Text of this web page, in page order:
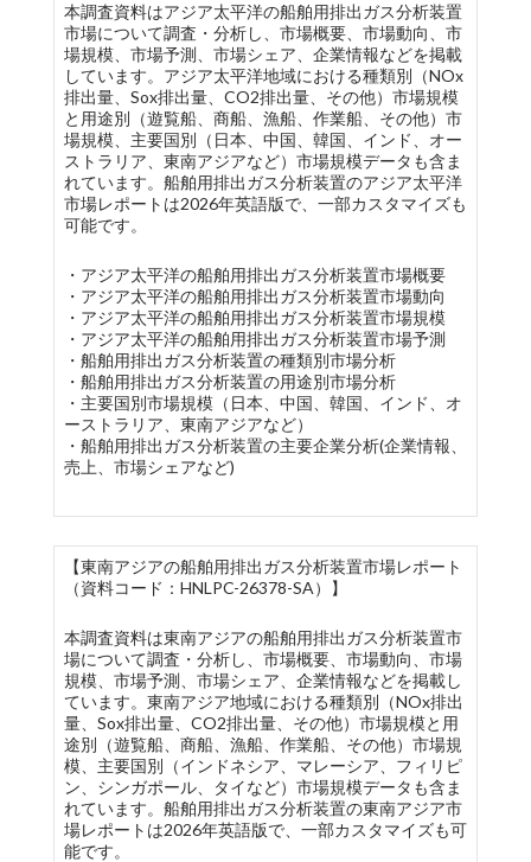
本調査資料はアジア太平洋の船舶用排出ガス分析装置
市場について調査・分析し、市場概要、市場動向、市
場規模、市場予測、市場シェア、企業情報などを掲載
しています。アジア太平洋地域における種類別（NOx
排出量、Sox排出量、CO2排出量、その他）市場規模
と用途別（遊覧船、商船、漁船、作業船、その他）市
場規模、主要国別（日本、中国、韓国、インド、オー
ストラリア、東南アジアなど）市場規模データも含ま
れています。船舶用排出ガス分析装置のアジア太平洋
市場レポートは2026年英語版で、一部カスタマイズも
可能です。
・アジア太平洋の船舶用排出ガス分析装置市場概要
・アジア太平洋の船舶用排出ガス分析装置市場動向
・アジア太平洋の船舶用排出ガス分析装置市場規模
・アジア太平洋の船舶用排出ガス分析装置市場予測
・船舶用排出ガス分析装置の種類別市場分析
・船舶用排出ガス分析装置の用途別市場分析
・主要国別市場規模（日本、中国、韓国、インド、オ
ーストラリア、東南アジアなど）
・船舶用排出ガス分析装置の主要企業分析(企業情報、
売上、市場シェアなど)
【東南アジアの船舶用排出ガス分析装置市場レポート
（資料コード：HNLPC-26378-SA）】
本調査資料は東南アジアの船舶用排出ガス分析装置市
場について調査・分析し、市場概要、市場動向、市場
規模、市場予測、市場シェア、企業情報などを掲載し
ています。東南アジア地域における種類別（NOx排出
量、Sox排出量、CO2排出量、その他）市場規模と用
途別（遊覧船、商船、漁船、作業船、その他）市場規
模、主要国別（インドネシア、マレーシア、フィリピ
ン、シンガポール、タイなど）市場規模データも含ま
れています。船舶用排出ガス分析装置の東南アジア市
場レポートは2026年英語版で、一部カスタマイズも可
能です。